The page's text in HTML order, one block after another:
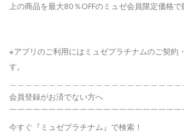
上の商品を最大80％OFFのミュゼ会員限定価格で
※アプリのご利用にはミュゼプラチナムのご契約
す。
会員登録がお済でない方へ
￣￣￣￣￣￣￣￣￣￣￣￣￣￣￣￣￣￣￣￣￣￣
今すぐ『ミュゼプラチナム』で検索！